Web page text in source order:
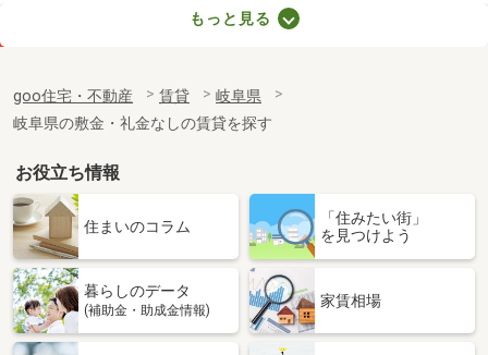
専有面積
26.49m²
間取り
1K
岐阜県岐阜市南鶉７
価 格
4.10万円
岐阜県岐阜市南鶉７
専有面積 26.49m²
間取り
岐阜県岐阜市南鶉７
もっと見る
goo住宅・不動産 賃貸
岐阜県
岐阜県の敷金・礼金なしの賃貸を探す
お役立ち情報
住まいのコラム
「住みたい街」
を見つけよう
暮らしのデータ
(補助金・助成金情報)
家賃相場